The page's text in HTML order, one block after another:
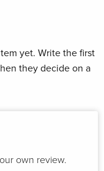
yet. Write the first
they decide on a
own review.